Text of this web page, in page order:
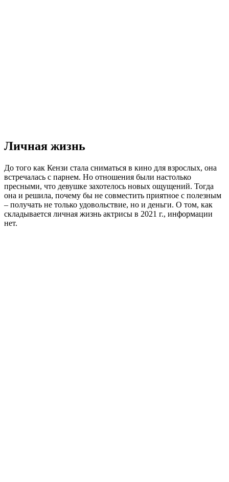
Личная жизнь
До того как Кензи стала сниматься в кино для взрослых, она
встречалась с парнем. Но отношения были настолько
пресными, что девушке захотелось новых ощущений. Тогда
она и решила, почему бы не совместить приятное с полезным
– получать не только удовольствие, но и деньги. О том, как
складывается личная жизнь актрисы в 2021 г., информации
нет.